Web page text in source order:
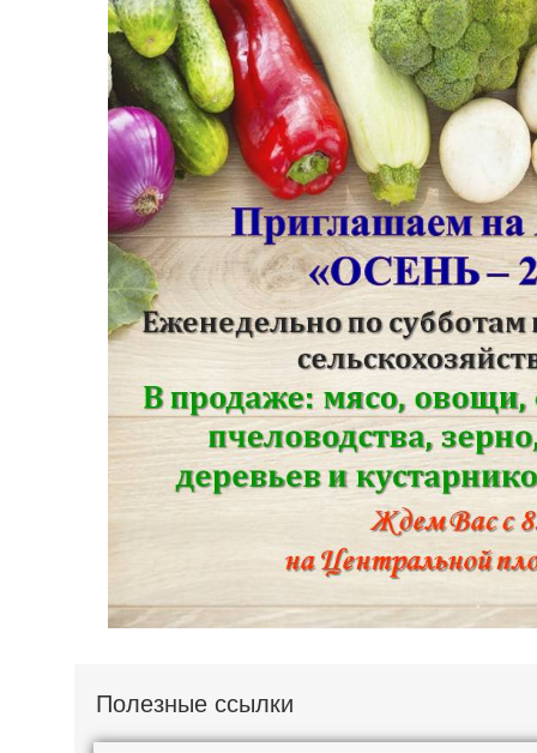
Полезные ссылки